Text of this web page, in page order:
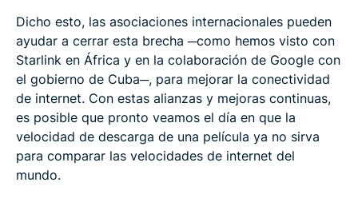
Dicho esto, las asociaciones internacionales pueden
ayudar a cerrar esta brecha ─como hemos visto con
Starlink en África y en la colaboración de Google con
el gobierno de Cuba─, para mejorar la conectividad
de internet. Con estas alianzas y mejoras continuas,
es posible que pronto veamos el día en que la
velocidad de descarga de una película ya no sirva
para comparar las velocidades de internet del
mundo.